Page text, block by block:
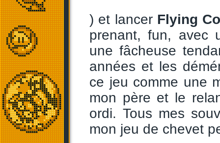
) et lancer Flying
prenant, fun, avec
une fâcheuse
années et les
ce jeu comme une
mon père et le
ordi. Tous mes
mon jeu de chevet